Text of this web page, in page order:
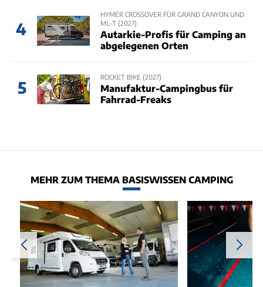
4
HYMER CROSSOVER FÜR GRAND CANYON UND
ML-T (2027)
Autarkie-Profis für Camping an
abgelegenen Orten
5
ROCKET BIKE (2027)
Manufaktur-Campingbus für
Fahrrad-Freaks
MEHR ZUM THEMA BASISWISSEN CAMPING